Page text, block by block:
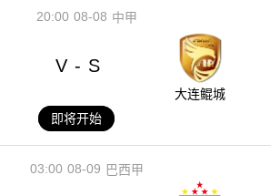
08-08
20:00 中甲
V - S
大连鲲城
即将开始
08-09
03:00 巴西甲